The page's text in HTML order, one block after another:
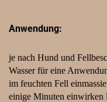
Anwendung:
je nach Hund und
Wasser für eine
im feuchten Fell
einige Minuten einwirken